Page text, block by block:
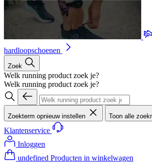
hardloopschoenen
Zoek
Welk running product zoek je?
Welk running product zoek je?
Zoekterm opnieuw instellen Toon alle
Klantenservice
Inloggen
undefined Producten in winkelwagen